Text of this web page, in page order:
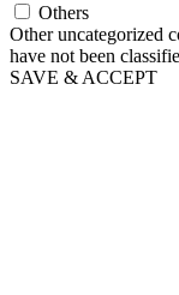
Others
Other uncategorized
have not been
SAVE & ACCEPT